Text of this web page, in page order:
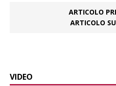
ARTICOLO
ARTICOLO
VIDEO